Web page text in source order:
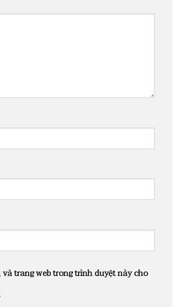
trang web trong trình duyệt này cho